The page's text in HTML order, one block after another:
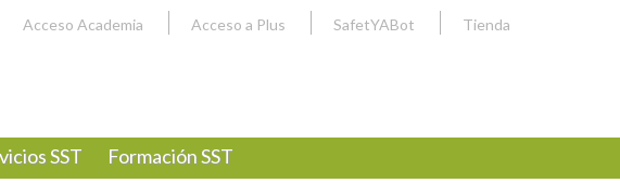
Acceso Academia Acceso a Plus SafetYABot Tienda
SST Formación SST